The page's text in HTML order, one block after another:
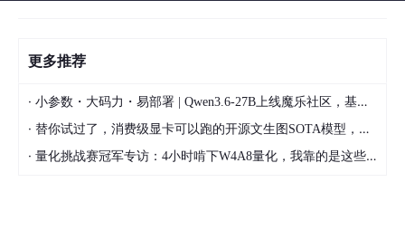
更多推荐
· 小参数・大码力・易部署 | Qwen3.6-27B上线魔乐社区，基于昇腾的部署教程来了
· 替你试过了，消费级显卡可以跑的开源文生图SOTA模型，顶级渲染、高密度文本绘图
· 量化挑战赛冠军专访：4小时啃下W4A8量化，我靠的是这些经验